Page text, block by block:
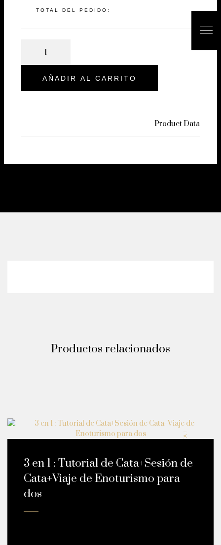
TOTAL DEL PEDIDO:
AÑADIR AL CARRITO
Product Data
Productos relacionados
¡OFERTA!
3 en 1 : Tutorial de Cata+Sesión de
Cata+Viaje de Enoturismo para
dos